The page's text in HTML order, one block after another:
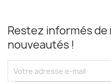
Restez informés
nouveautés !